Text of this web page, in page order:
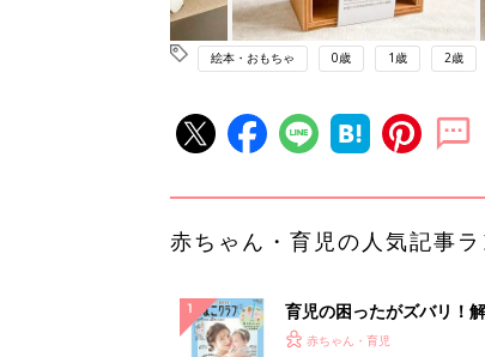
絵本・おもちゃ 0歳 1歳 2歳
赤ちゃん・育児の人気記事
育児の困ったがズバリ！
『ひよこクラブ 夏号』 4
赤ちゃん・育児